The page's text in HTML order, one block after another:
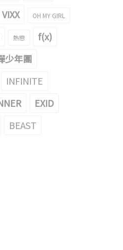
VIXX OH MY GIRL
熱戀
f(x)
少年團
INFINITE
EXID
BEAST